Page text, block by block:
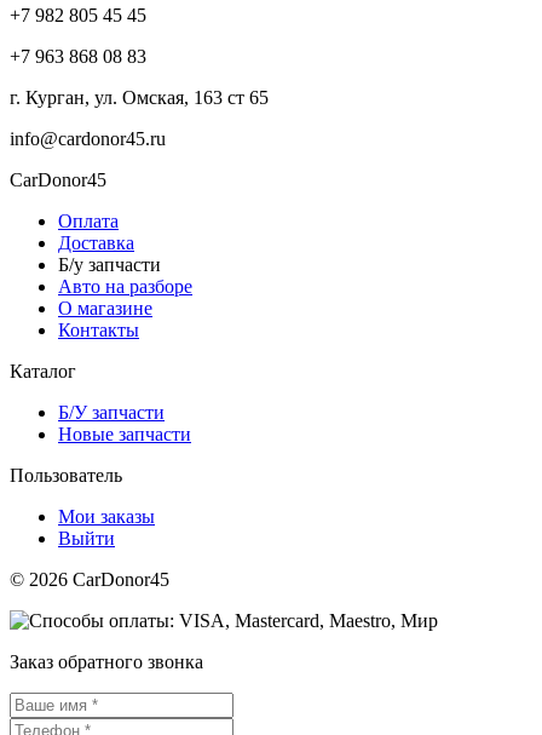
+7 982 805 45 45
+7 963 868 08 83
г. Курган, ул. Омская, 163 ст 65
info@cardonor45.ru
CarDonor45
Оплата
Доставка
Б/у запчасти
Авто на разборе
О магазине
Контакты
Каталог
Б/У запчасти
Новые запчасти
Пользователь
Мои заказы
Выйти
© 2026 CarDonor45
Заказ обратного звонка